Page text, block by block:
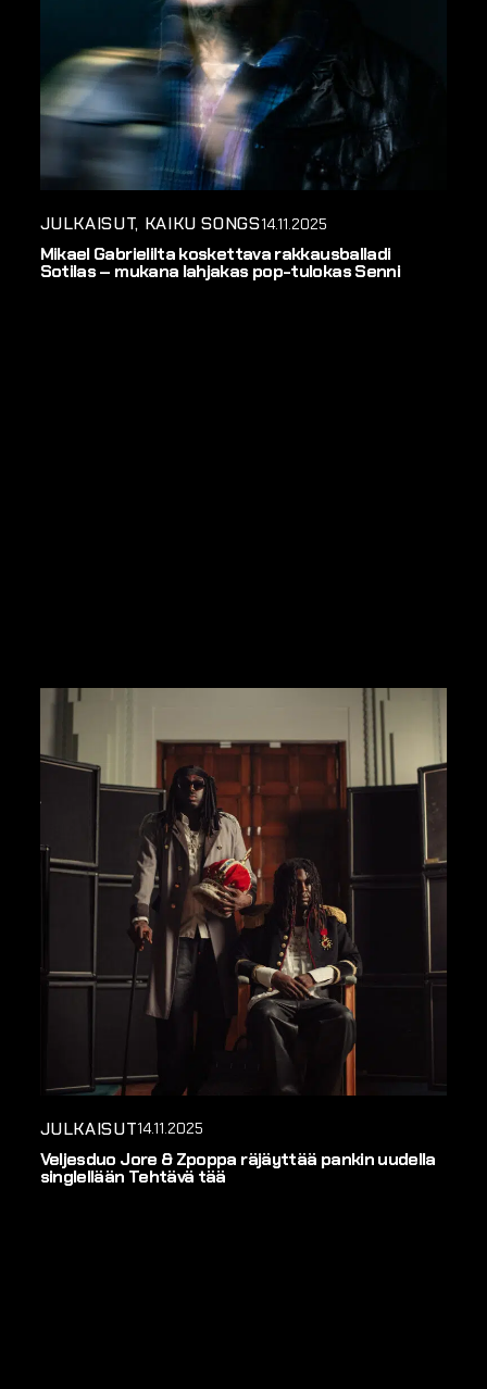
JULKAISUT KAIKU SONGS14.11.2025
Mikael Gabrielilta koskettava rakkausballadi
Sotilas – mukana lahjakas pop-tulokas Senni
JULKAISUT14.11.2025
Veljesduo Jore & Zpoppa räjäyttää pankin uudella
singlellään Tehtävä tää